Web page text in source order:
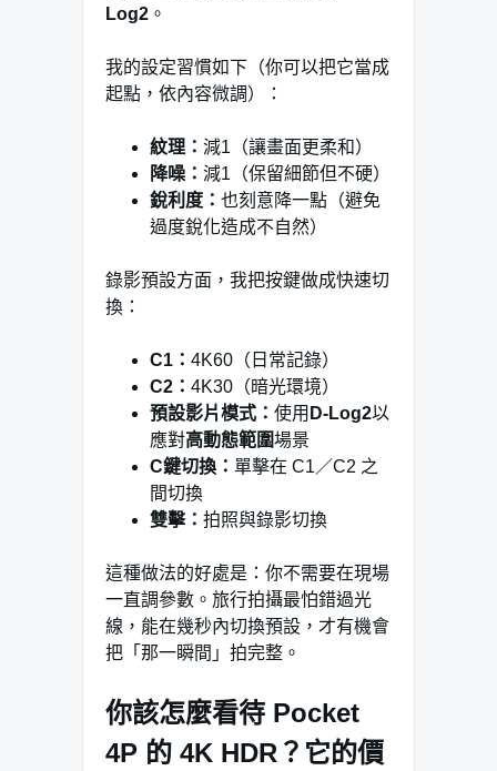
Log2 。
我的設定習慣如下（你可以把它當成
起點，依內容微調）：
紋理： 減1（讓畫面更柔和）
降噪： 減1（保留細節但不硬）
銳利度： 也刻意降一點（避免
過度銳化造成不自然）
錄影預設方面，我把按鍵做成快速切
換：
C1： 4K60（日常記錄）
C2： 4K30（暗光環境）
預設影片模式： 使用 D-Log2以
應對高動態範圍場景
C鍵切換： 單擊在 C1／C2 之
間切換
雙擊： 拍照與錄影切換
這種做法的好處是：你不需要在現場
一直調參數。旅行拍攝最怕錯過光
線，能在幾秒內切換預設，才有機會
把「那一瞬間」拍完整。
你該怎麼看待 Pocket
4P 的 4K HDR？它的價